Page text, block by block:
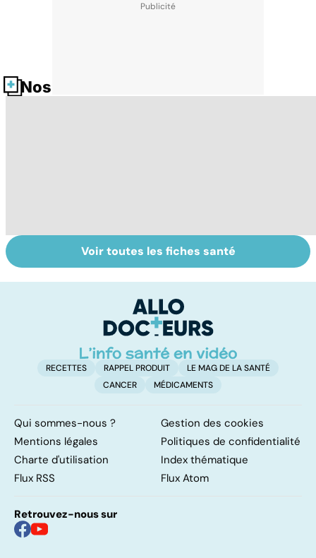
Nos fiches santé
Tout savoir sur le
vitiligo
Prurit,
démangeaisons :
peau qui gratte !
Voir toutes les fiches santé
RECETTES RAPPEL PRODUIT
LE MAG DE LA SANTÉ
CANCER
MÉDICAMENTS
Qui sommes-nous ?
Gestion des cookies
Mentions légales
Politiques de confidentialité
Charte d'utilisation
Index thématique
Flux RSS
Flux Atom
Retrouvez-nous sur